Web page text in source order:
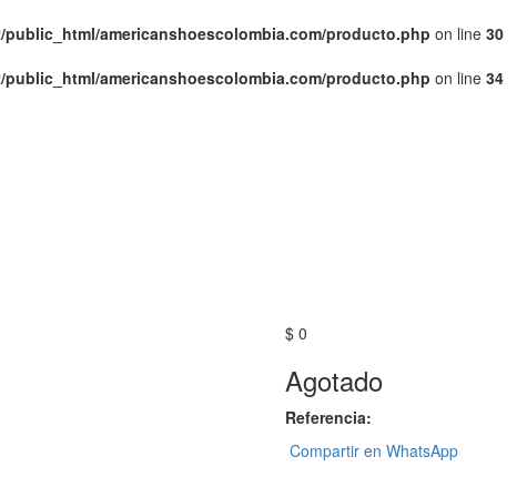
public_html/americanshoescolombia.com/producto.php on line 30
public_html/americanshoescolombia.com/producto.php on line 34
$ 0
Agotado
Referencia:
Compartir en WhatsApp